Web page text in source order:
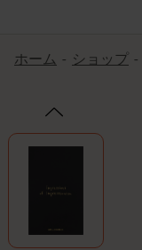
ホーム ショップ